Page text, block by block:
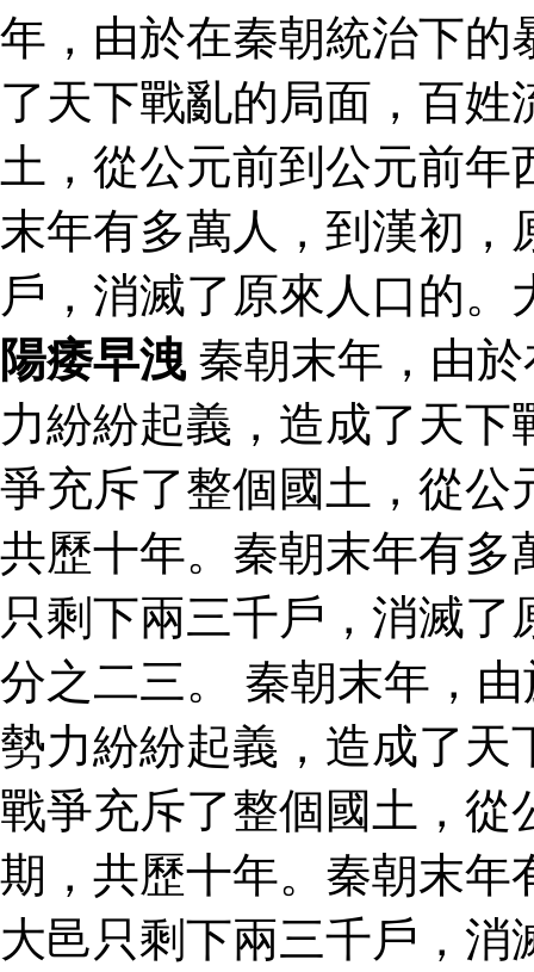
年，由於在秦朝統治下的
了天下戰亂的局面，百
土，從公元前到公元前
末年有多萬人，到漢初
戶，消滅了原來人口的
陽痿早洩 秦朝末年，由
力紛紛起義，造成了天
爭充斥了整個國土，從公
共歷十年。秦朝末年有多
只剩下兩三千戶，消滅
分之二三。 秦朝末年，
勢力紛紛起義，造成了天
戰爭充斥了整個國土，從
期，共歷十年。秦朝末年
大邑只剩下兩三千戶，